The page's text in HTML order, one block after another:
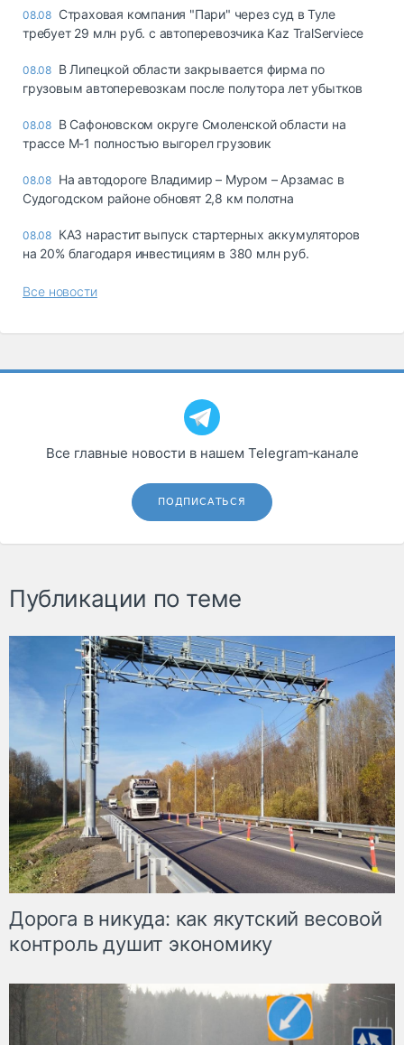
08.08 Страховая компания "Пари" через суд в Туле
требует 29 млн руб. с автоперевозчика Kaz TralServiece
08.08 В Липецкой области закрывается фирма по
грузовым автоперевозкам после полутора лет убытков
08.08 В Сафоновском округе Смоленской области на
трассе М-1 полностью выгорел грузовик
08.08 На автодороге Владимир – Муром – Арзамас в
Судогодском районе обновят 2,8 км полотна
08.08 КАЗ нарастит выпуск стартерных аккумуляторов
на 20% благодаря инвестициям в 380 млн руб.
Все новости
Все главные новости в нашем Telegram‑канале
ПОДПИСАТЬСЯ
Публикации по теме
Дорога в никуда: как якутский весовой
контроль душит экономику